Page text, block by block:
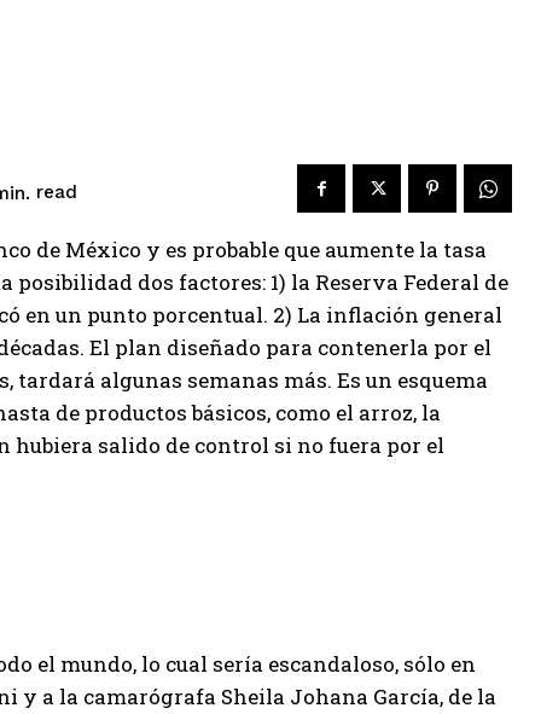
read
de México y es probable que aumente la tasa
posibilidad dos factores: 1) la Reserva Federal de
en un punto porcentual. 2) La inflación general
El plan diseñado para contenerla por el
algunas semanas más. Es un esquema
de productos básicos, como el arroz, la
salido de control si no fuera por el
el mundo, lo cual sería escandaloso, sólo en
a la camarógrafa Sheila Johana García, de la